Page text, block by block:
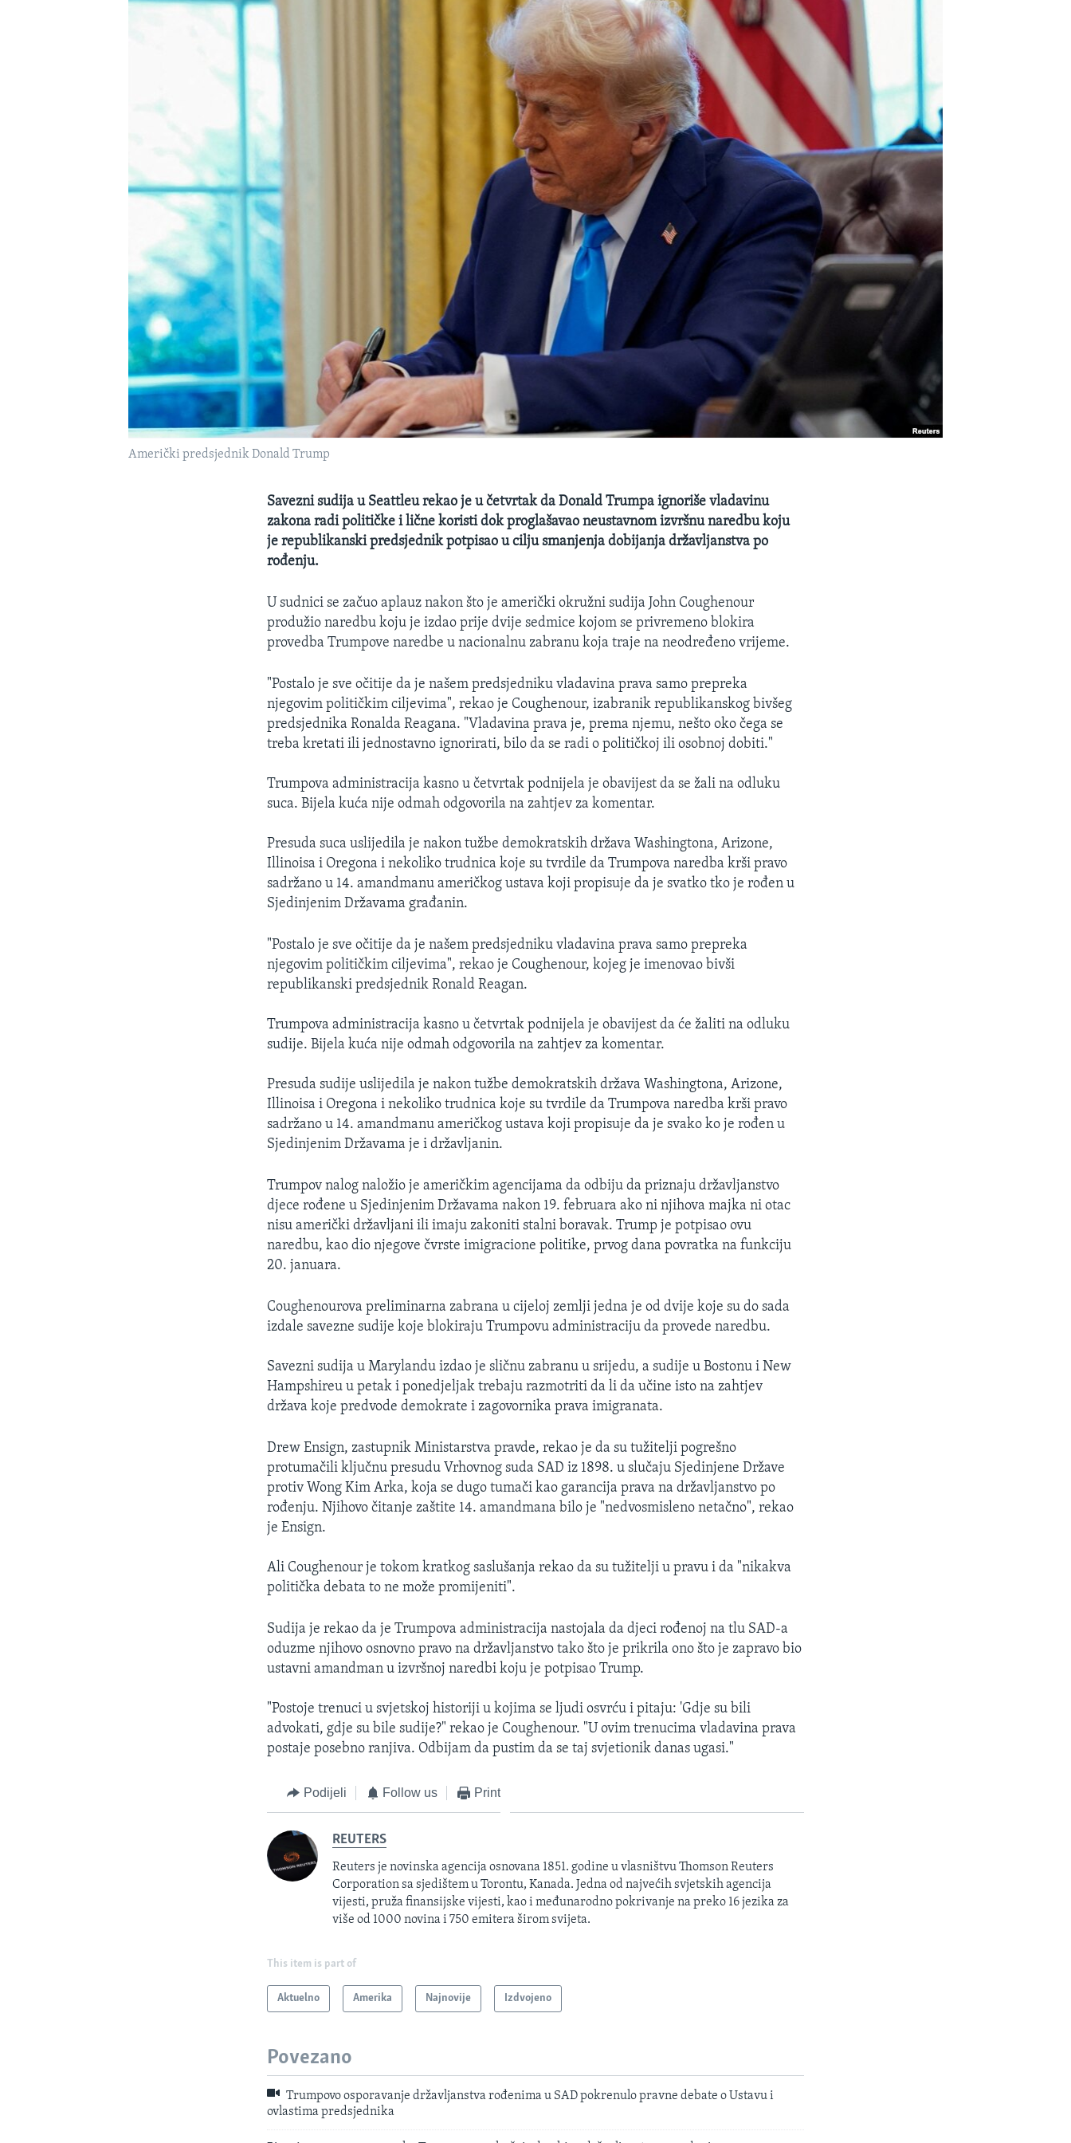
Američki predsjednik Donald Trump
Savezni sudija u Seattleu rekao je u četvrtak da Donald Trumpa ignoriše vladavinu
zakona radi političke i lične koristi dok proglašavao neustavnom izvršnu naredbu koju
je republikanski predsjednik potpisao u cilju smanjenja dobijanja državljanstva po
rođenju.
U sudnici se začuo aplauz nakon što je američki okružni sudija John Coughenour
produžio naredbu koju je izdao prije dvije sedmice kojom se privremeno blokira
provedba Trumpove naredbe u nacionalnu zabranu koja traje na neodređeno vrijeme.
"Postalo je sve očitije da je našem predsjedniku vladavina prava samo prepreka
njegovim političkim ciljevima", rekao je Coughenour, izabranik republikanskog bivšeg
predsjednika Ronalda Reagana. "Vladavina prava je, prema njemu, nešto oko čega se
treba kretati ili jednostavno ignorirati, bilo da se radi o političkoj ili osobnoj dobiti."
Trumpova administracija kasno u četvrtak podnijela je obavijest da se žali na odluku
suca. Bijela kuća nije odmah odgovorila na zahtjev za komentar.
Presuda suca uslijedila je nakon tužbe demokratskih država Washingtona, Arizone,
Illinoisa i Oregona i nekoliko trudnica koje su tvrdile da Trumpova naredba krši pravo
sadržano u 14. amandmanu američkog ustava koji propisuje da je svatko tko je rođen u
Sjedinjenim Državama građanin.
"Postalo je sve očitije da je našem predsjedniku vladavina prava samo prepreka
njegovim političkim ciljevima", rekao je Coughenour, kojeg je imenovao bivši
republikanski predsjednik Ronald Reagan.
Trumpova administracija kasno u četvrtak podnijela je obavijest da će žaliti na odluku
sudije. Bijela kuća nije odmah odgovorila na zahtjev za komentar.
Presuda sudije uslijedila je nakon tužbe demokratskih država Washingtona, Arizone,
Illinoisa i Oregona i nekoliko trudnica koje su tvrdile da Trumpova naredba krši pravo
sadržano u 14. amandmanu američkog ustava koji propisuje da je svako ko je rođen u
Sjedinjenim Državama je i državljanin.
Trumpov nalog naložio je američkim agencijama da odbiju da priznaju državljanstvo
djece rođene u Sjedinjenim Državama nakon 19. februara ako ni njihova majka ni otac
nisu američki državljani ili imaju zakoniti stalni boravak. Trump je potpisao ovu
naredbu, kao dio njegove čvrste imigracione politike, prvog dana povratka na funkciju
20. januara.
Coughenourova preliminarna zabrana u cijeloj zemlji jedna je od dvije koje su do sada
izdale savezne sudije koje blokiraju Trumpovu administraciju da provede naredbu.
Savezni sudija u Marylandu izdao je sličnu zabranu u srijedu, a sudije u Bostonu i New
Hampshireu u petak i ponedjeljak trebaju razmotriti da li da učine isto na zahtjev
država koje predvode demokrate i zagovornika prava imigranata.
Drew Ensign, zastupnik Ministarstva pravde, rekao je da su tužitelji pogrešno
protumačili ključnu presudu Vrhovnog suda SAD iz 1898. u slučaju Sjedinjene Države
protiv Wong Kim Arka, koja se dugo tumači kao garancija prava na državljanstvo po
rođenju. Njihovo čitanje zaštite 14. amandmana bilo je "nedvosmisleno netačno", rekao
je Ensign.
Ali Coughenour je tokom kratkog saslušanja rekao da su tužitelji u pravu i da "nikakva
politička debata to ne može promijeniti".
Sudija je rekao da je Trumpova administracija nastojala da djeci rođenoj na tlu SAD-a
oduzme njihovo osnovno pravo na državljanstvo tako što je prikrila ono što je zapravo bio
ustavni amandman u izvršnoj naredbi koju je potpisao Trump.
"Postoje trenuci u svjetskoj historiji u kojima se ljudi osvrću i pitaju: 'Gdje su bili
advokati, gdje su bile sudije?" rekao je Coughenour. "U ovim trenucima vladavina prava
postaje posebno ranjiva. Odbijam da pustim da se taj svjetionik danas ugasi."
Podijeli Follow us Print
REUTERS
Reuters je novinska agencija osnovana 1851. godine u vlasništvu Thomson Reuters
Corporation sa sjedištem u Torontu, Kanada. Jedna od najvećih svjetskih agencija
vijesti, pruža finansijske vijesti, kao i međunarodno pokrivanje na preko 16 jezika za
više od 1000 novina i 750 emitera širom svijeta.
This item is part of
Aktuelno Amerika Najnovije Izdvojeno
Povezano
Trumpovo osporavanje državljanstva rođenima u SAD pokrenulo pravne debate o Ustavu i
ovlastima predsjednika